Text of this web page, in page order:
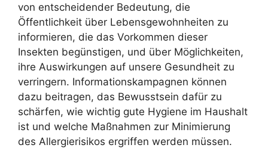
von entscheidender Bedeutung, die
Öffentlichkeit über Lebensgewohnheiten zu
informieren, die das Vorkommen dieser
Insekten begünstigen, und über Möglichkeiten,
ihre Auswirkungen auf unsere Gesundheit zu
verringern. Informationskampagnen können
dazu beitragen, das Bewusstsein dafür zu
schärfen, wie wichtig gute Hygiene im Haushalt
ist und welche Maßnahmen zur Minimierung
des Allergierisikos ergriffen werden müssen.